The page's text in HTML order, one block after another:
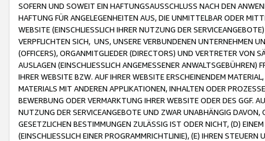
SOFERN UND SOWEIT EIN HAFTUNGSAUSSCHLUSS NACH DEN
HAFTUNG FÜR ANGELEGENHEITEN AUS, DIE UNMITTELBAR ODER
WEBSITE (EINSCHLIESSLICH IHRER NUTZUNG DER
VERPFLICHTEN SICH, UNS, UNSERE VERBUNDENEN UNTERNEHMEN
(OFFICERS), ORGANMITGLIEDER (DIRECTORS) UND VERTRETER VON
AUSLAGEN (EINSCHLIESSLICH ANGEMESSENER
IHRER WEBSITE BZW. AUF IHRER WEBSITE ERSCHEINENDEM
MATERIALS MIT ANDEREN APPLIKATIONEN, INHALTEN ODER
BEWERBUNG ODER VERMARKTUNG IHRER WEBSITE ODER DES GGF.
NUTZUNG DER SERVICEANGEBOTE UND ZWAR UNABHÄNGIG
GESETZLICHEN BESTIMMUNGEN ZULÄSSIG IST ODER NICHT, (D)
(EINSCHLIESSLICH EINER PROGRAMMRICHTLINIE), (E) IHREN